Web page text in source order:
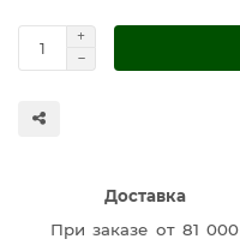
Доставка
При заказе от 81 000